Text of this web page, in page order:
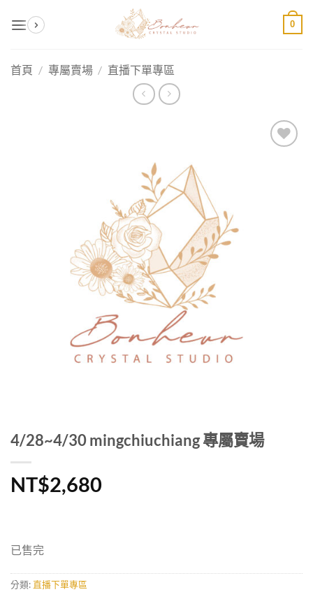
0
首頁 / 專屬賣場 / 直播下單專區
4/28~4/30 mingchiuchiang 專屬賣場
NT$2,680
已售完
分類: 直播下單專區